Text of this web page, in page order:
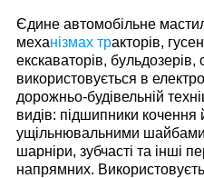
Єдине автомобільне
механізмах тракторів,
екскаваторів, бульдозерів,
використовується в
дорожньо-будівельній
видів: підшипники кочення
ущільнювальними
шарніри, зубчасті та інші
напрямних.